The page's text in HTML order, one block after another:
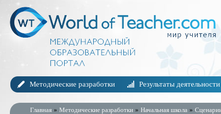
Методические разработки Результаты деятельности
Главная » Методические разработки » Начальная школа »